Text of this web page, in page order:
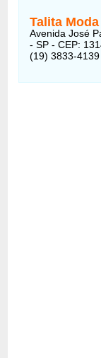
Talita
Avenida José
- SP - CEP:
(19) 3833-4139